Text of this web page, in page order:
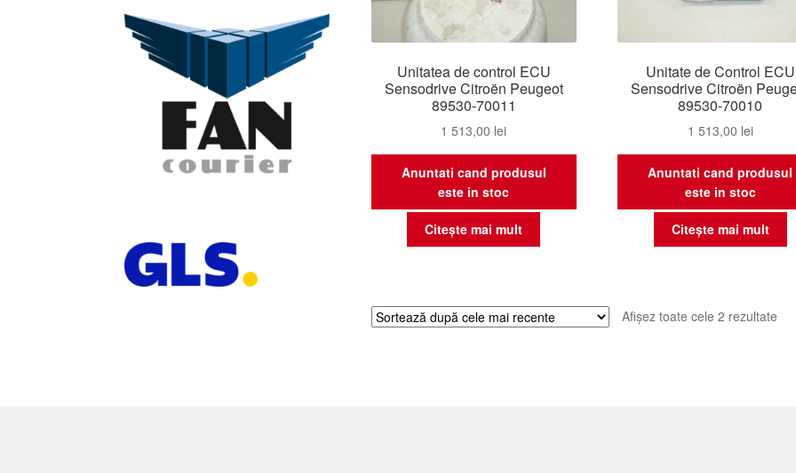
Unitatea de control ECU
Sensodrive Citroën Peugeot
89530-70011
1 513,00 lei
Anuntati cand produsul
este in stoc
Citește mai mult
Unitate de Control ECU
Sensodrive Citroën
89530-70010
1 513,00 lei
Anuntati cand produsul
este in stoc
Citește mai mult
Afișez toate cele 2 rezultate